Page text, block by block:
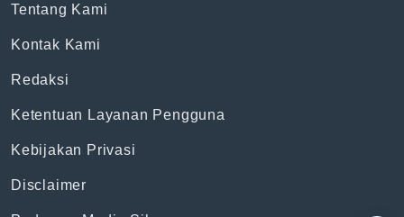
Tentang Kami
Kontak Kami
Redaksi
Ketentuan Layanan Pengguna
Kebijakan Privasi
Disclaimer